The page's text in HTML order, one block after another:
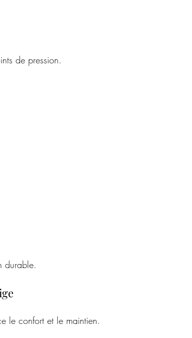
de pression.
durable.
le confort et le maintien.